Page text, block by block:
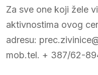
Za sve one koji žele
aktivnostima ovog
adresu:
mob.tel. + 387/62-